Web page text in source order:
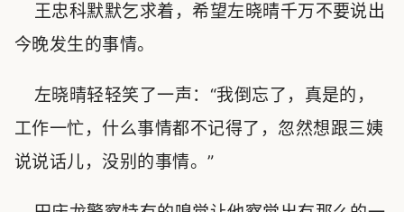
王忠科默默乞求着，希望左晓晴千万不要说出
今晚发生的事情。
左晓晴轻轻笑了一声：“我倒忘了，真是的，
工作一忙，什么事情都不记得了，忽然想跟三姨
说说话儿，没别的事情。”